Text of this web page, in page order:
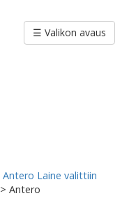
☰ Valikon avaus
Antero Laine valittiin
> Antero